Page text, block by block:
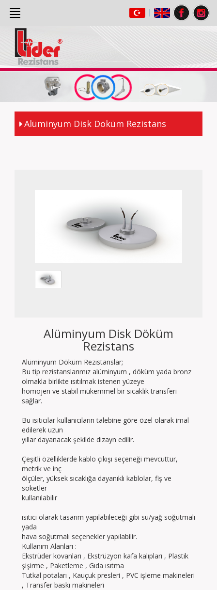
|
ANASAYFA
(current)
HAKKIMIZDA
Alüminyum Disk Döküm Rezistans
Alüminyum Disk Döküm
Rezistans
Alüminyum Döküm Rezistanslar;
Bu tip rezistanslarımız alüminyum , döküm yada bronz
olmakla birlikte ısıtılmak istenen yüzeye
homojen ve stabil mükemmel bir sıcaklık transferi
sağlar.
Bu ısıtıcılar kullanıcıların talebine göre özel olarak imal
edilerek uzun
yıllar dayanacak şekilde dizayn edilir.
Çeşitli özelliklerde kablo çıkışı seçeneği mevcuttur,
metrik ve inç
ölçüler, yüksek sıcaklığa dayanıklı kablolar, fiş ve
soketler
kullanılabilir
ısıtıcı olarak tasarım yapılabileceği gibi su/yağ soğutmalı
yada
hava soğutmalı seçenekler yapılabilir.
Kullanım Alanları :
Ekstrüder kovanları , Ekstrüzyon kafa kalıpları , Plastik
şişirme , Paketleme , Gıda ısıtma
Tutkal potaları , Kauçuk presleri , PVC işleme makineleri
, Transfer baskı makineleri